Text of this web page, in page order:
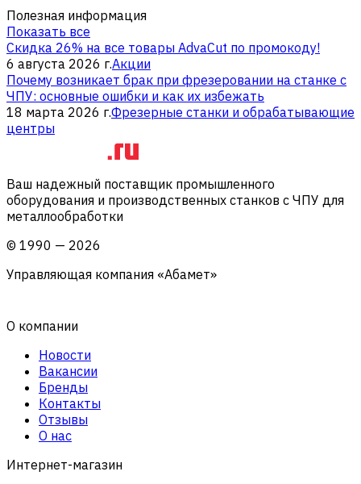
Полезная информация
Показать все
Скидка 26% на все товары AdvaCut по промокоду!
6 августа 2026 г.Акции
Почему возникает брак при фрезеровании на станке с
ЧПУ: основные ошибки и как их избежать
18 марта 2026 г.Фрезерные станки и обрабатывающие
центры
Ваш надежный поставщик промышленного
оборудования и производственных станков с ЧПУ для
металлообработки
© 1990 — 2026
Управляющая компания «Абамет»
О компании
Новости
Вакансии
Бренды
Контакты
Отзывы
О нас
Интернет-магазин